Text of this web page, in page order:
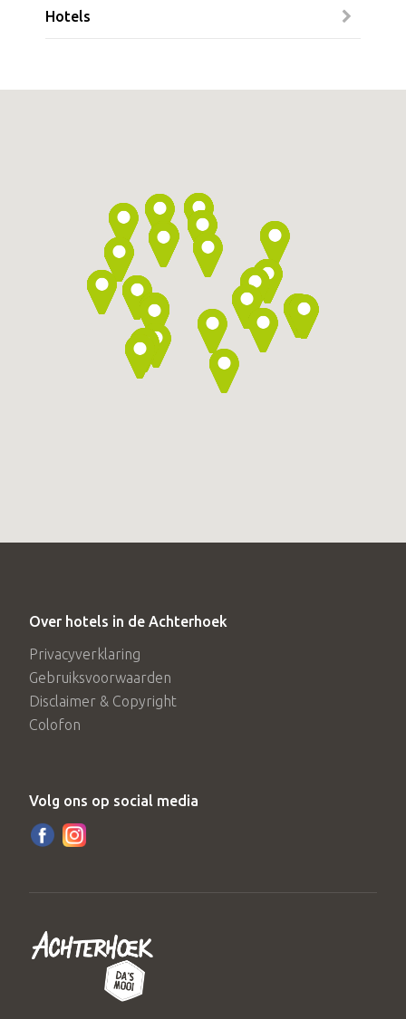
Hotels
Over hotels in de Achterhoek
Privacyverklaring
Gebruiksvoorwaarden
Disclaimer & Copyright
Colofon
Volg ons op social media